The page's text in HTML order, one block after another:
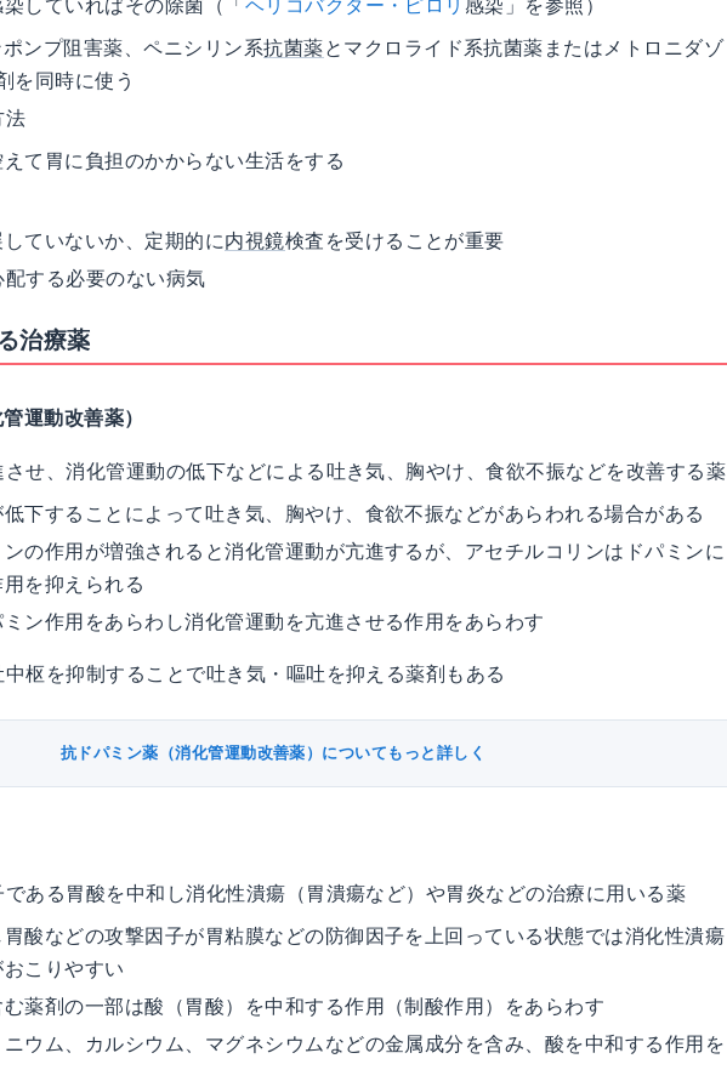
染していればその除菌（「 ヘリコバクター・ピロリ 感染」を参照）
ンプ阻害薬、ペニシリン系抗菌薬とマクロライド系抗菌薬またはメトロニダゾ
を同時に使う
法
て胃に負担のかからない生活をする
していないか、定期的に内視鏡検査を受けることが重要
する必要のない病気
治療薬
運動改善薬）
せ、消化管運動の低下などによる吐き気、胸やけ、食欲不振などを改善する薬
下することによって吐き気、胸やけ、食欲不振などがあらわれる場合がある
の作用が増強されると消化管運動が亢進するが、アセチルコリンはドパミンに
を抑えられる
ン作用をあらわし消化管運動を亢進させる作用をあらわす
枢を抑制することで吐き気・嘔吐を抑える薬剤もある
抗ドパミン薬（消化管運動改善薬）についてもっと詳しく
ある胃酸を中和し消化性潰瘍（胃潰瘍など）や胃炎などの治療に用いる薬
酸などの攻撃因子が胃粘膜などの防御因子を上回っている状態では消化性潰瘍
こりやすい
薬剤の一部は酸（胃酸）を中和する作用（制酸作用）をあらわす
ウム、カルシウム、マグネシウムなどの金属成分を含み、酸を中和する作用を